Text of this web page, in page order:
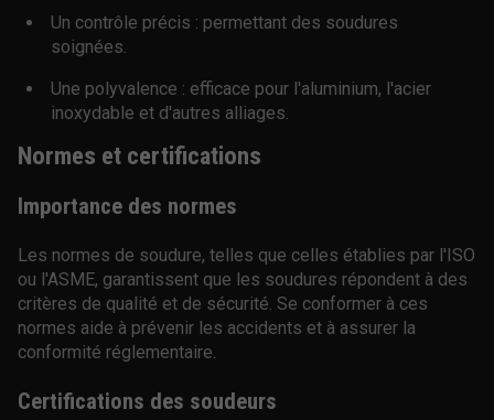
Un contrôle précis : permettant des soudures
soignées.
Une polyvalence : efficace pour l'aluminium, l'acier
inoxydable et d'autres alliages.
Normes et certifications
Importance des normes
Les normes de soudure, telles que celles établies par l'ISO
ou l'ASME, garantissent que les soudures répondent à des
critères de qualité et de sécurité. Se conformer à ces
normes aide à prévenir les accidents et à assurer la
conformité réglementaire.
Certifications des soudeurs